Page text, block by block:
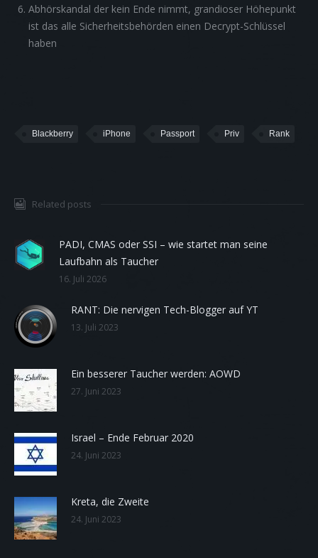
Abhörskandal der kein Ende nimmt, grandioser Höhepunkt
ist das alle Sicherheitsbehörden einen Decrypt-Schlüssel
haben
Blackberry iPhone Passport Priv Rank
Related posts
PADI, CMAS oder SSI – wie startet man seine
Laufbahn als Taucher
16. Juli 2026
RANT: Die nervigen Tech-Blogger auf YT
13. Juli 2023
Ein besserer Taucher werden: AOWD
27. Juni 2023
Israel – Ende Februar 2020
24. Juni 2023
Kreta, die Zweite
24. Juni 2023